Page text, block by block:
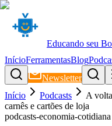
Educando seu
InícioFerramentasBlog
Newsletter
Início
Podcasts
A
carnês e cartões de loja
podcasts-economia-cotidiana